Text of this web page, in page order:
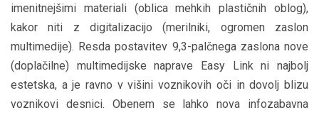
imenitnejšimi materiali (oblica mehkih plastičnih oblog),
kakor niti z digitalizacijo (merilniki, ogromen zaslon
multimedije). Resda postavitev 9,3-palčnega zaslona nove
(doplačilne) multimedijske naprave Easy Link ni najbolj
estetska, a je ravno v višini voznikovih oči in dovolj blizu
voznikovi desnici. Obenem se lahko nova infozabavna